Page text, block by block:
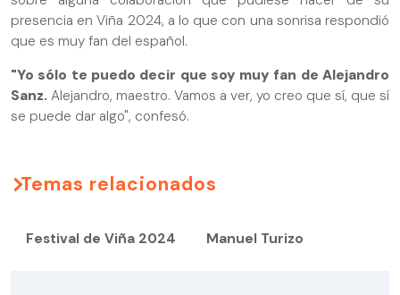
presencia en Viña 2024, a lo que con una sonrisa respondió
que es muy fan del español.
"Yo sólo te puedo decir que soy muy fan de Alejandro
Sanz. Alejandro, maestro. Vamos a ver, yo creo que sí, que sí
se puede dar algo", confesó.
Temas relacionados
Festival de Viña 2024 Manuel Turizo